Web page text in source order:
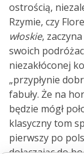
ostrością,
Rzymie, czy
włoskie,
swoich
niezakłóconej
„przypłynie
fabuły. Że na
będzie mógł
klasyczny tom
pierwszy po